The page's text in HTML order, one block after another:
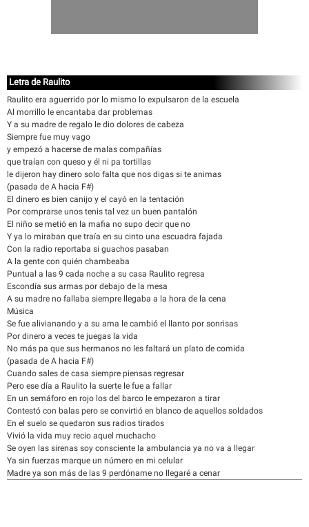
Letra de Raulito
Raulito era aguerrido por lo mismo lo expulsaron de la escuela
Al morrillo le encantaba dar problemas
Y a su madre de regalo le dio dolores de cabeza
Siempre fue muy vago
y empezó a hacerse de malas compañías
que traían con queso y él ni pa tortillas
le dijeron hay dinero solo falta que nos digas si te animas
(pasada de A hacia F#)
El dinero es bien canijo y el cayó en la tentación
Por comprarse unos tenis tal vez un buen pantalón
El niño se metió en la mafia no supo decir que no
Y ya lo miraban que traía en su cinto una escuadra fajada
Con la radio reportaba si guachos pasaban
A la gente con quién chambeaba
Puntual a las 9 cada noche a su casa Raulito regresa
Escondía sus armas por debajo de la mesa
A su madre no fallaba siempre llegaba a la hora de la cena
Música
Se fue alivianando y a su ama le cambió el llanto por sonrisas
Por dinero a veces te juegas la vida
No más pa que sus hermanos no les faltará un plato de comida
(pasada de A hacia F#)
Cuando sales de casa siempre piensas regresar
Pero ese día a Raulito la suerte le fue a fallar
En un semáforo en rojo los del barco le empezaron a tirar
Contestó con balas pero se convirtió en blanco de aquellos soldados
En el suelo se quedaron sus radios tirados
Vivió la vida muy recio aquel muchacho
Se oyen las sirenas soy consciente la ambulancia ya no va a llegar
Ya sin fuerzas marque un número en mi celular
Madre ya son más de las 9 perdóname no llegaré a cenar